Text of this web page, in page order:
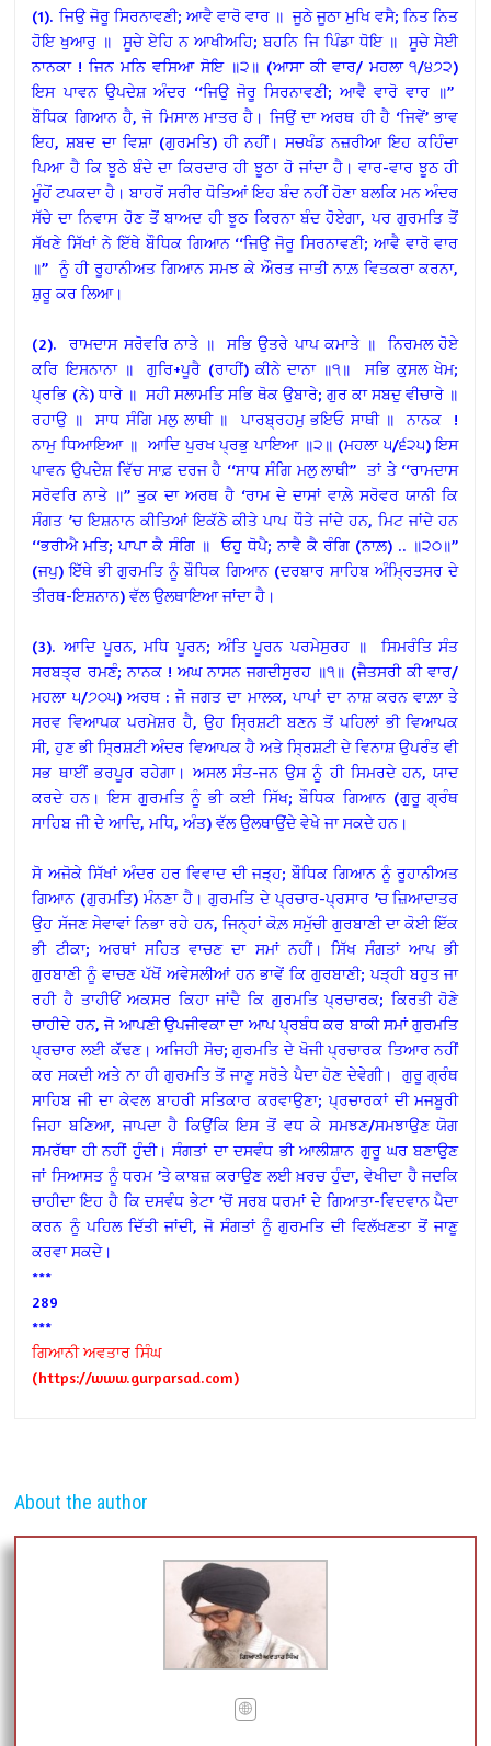
(1). ਜਿਉ ਜੋਰੂ ਸਿਰਨਾਵਣੀ; ਆਵੈ ਵਾਰੋ ਵਾਰ ॥ ਜੂਠੇ ਜੂਠਾ ਮੁਖਿ ਵਸੈ; ਨਿਤ ਨਿਤ
ਹੋਇ ਖੁਆਰੁ ॥ ਸੂਚੇ ਏਹਿ ਨ ਆਖੀਅਹਿ; ਬਹਨਿ ਜਿ ਪਿੰਡਾ ਧੋਇ ॥ ਸੂਚੇ ਸੇਈ
ਨਾਨਕਾ ! ਜਿਨ ਮਨਿ ਵਸਿਆ ਸੋਇ ॥੨॥ (ਆਸਾ ਕੀ ਵਾਰ/ ਮਹਲਾ ੧/੪੭੨)
ਇਸ ਪਾਵਨ ਉਪਦੇਸ਼ ਅੰਦਰ ‘‘ਜਿਉ ਜੋਰੂ ਸਿਰਨਾਵਣੀ; ਆਵੈ ਵਾਰੋ ਵਾਰ ॥’’
ਬੌਧਿਕ ਗਿਆਨ ਹੈ, ਜੋ ਮਿਸਾਲ ਮਾਤਰ ਹੈ। ਜਿਉਂ ਦਾ ਅਰਥ ਹੀ ਹੈ ‘ਜਿਵੇਂ’ ਭਾਵ
ਇਹ, ਸ਼ਬਦ ਦਾ ਵਿਸ਼ਾ (ਗੁਰਮਤਿ) ਹੀ ਨਹੀਂ। ਸਚਖੰਡ ਨਜ਼ਰੀਆ ਇਹ ਕਹਿੰਦਾ
ਪਿਆ ਹੈ ਕਿ ਝੂਠੇ ਬੰਦੇ ਦਾ ਕਿਰਦਾਰ ਹੀ ਝੂਠਾ ਹੋ ਜਾਂਦਾ ਹੈ। ਵਾਰ-ਵਾਰ ਝੂਠ ਹੀ
ਮੂੰਹੋਂ ਟਪਕਦਾ ਹੈ। ਬਾਹਰੋਂ ਸਰੀਰ ਧੋਤਿਆਂ ਇਹ ਬੰਦ ਨਹੀਂ ਹੋਣਾ ਬਲਕਿ ਮਨ ਅੰਦਰ
ਸੱਚੇ ਦਾ ਨਿਵਾਸ ਹੋਣ ਤੋਂ ਬਾਅਦ ਹੀ ਝੂਠ ਕਿਰਨਾ ਬੰਦ ਹੋਏਗਾ, ਪਰ ਗੁਰਮਤਿ ਤੋਂ
ਸੱਖਣੇ ਸਿੱਖਾਂ ਨੇ ਇੱਥੇ ਬੌਧਿਕ ਗਿਆਨ ‘‘ਜਿਉ ਜੋਰੂ ਸਿਰਨਾਵਣੀ; ਆਵੈ ਵਾਰੋ ਵਾਰ
॥’’ ਨੂੰ ਹੀ ਰੂਹਾਨੀਅਤ ਗਿਆਨ ਸਮਝ ਕੇ ਔਰਤ ਜਾਤੀ ਨਾਲ਼ ਵਿਤਕਰਾ ਕਰਨਾ,
ਸ਼ੁਰੂ ਕਰ ਲਿਆ।
(2). ਰਾਮਦਾਸ ਸਰੋਵਰਿ ਨਾਤੇ ॥ ਸਭਿ ਉਤਰੇ ਪਾਪ ਕਮਾਤੇ ॥ ਨਿਰਮਲ ਹੋਏ
ਕਰਿ ਇਸਨਾਨਾ ॥ ਗੁਰਿ+ਪੂਰੈ (ਰਾਹੀਂ) ਕੀਨੇ ਦਾਨਾ ॥੧॥ ਸਭਿ ਕੁਸਲ ਖੇਮ;
ਪ੍ਰਭਿ (ਨੇ) ਧਾਰੇ ॥ ਸਹੀ ਸਲਾਮਤਿ ਸਭਿ ਥੋਕ ਉਬਾਰੇ; ਗੁਰ ਕਾ ਸਬਦੁ ਵੀਚਾਰੇ ॥
ਰਹਾਉ ॥ ਸਾਧ ਸੰਗਿ ਮਲੁ ਲਾਥੀ ॥ ਪਾਰਬ੍ਰਹਮੁ ਭਇਓ ਸਾਥੀ ॥ ਨਾਨਕ !
ਨਾਮੁ ਧਿਆਇਆ ॥ ਆਦਿ ਪੁਰਖ ਪ੍ਰਭੁ ਪਾਇਆ ॥੨॥ (ਮਹਲਾ ੫/੬੨੫) ਇਸ
ਪਾਵਨ ਉਪਦੇਸ਼ ਵਿੱਚ ਸਾਫ਼ ਦਰਜ ਹੈ ‘‘ਸਾਧ ਸੰਗਿ ਮਲੁ ਲਾਥੀ’’ ਤਾਂ ਤੇ ‘‘ਰਾਮਦਾਸ
ਸਰੋਵਰਿ ਨਾਤੇ ॥’’ ਤੁਕ ਦਾ ਅਰਥ ਹੈ ‘ਰਾਮ ਦੇ ਦਾਸਾਂ ਵਾਲ਼ੇ ਸਰੋਵਰ ਯਾਨੀ ਕਿ
ਸੰਗਤ ’ਚ ਇਸ਼ਨਾਨ ਕੀਤਿਆਂ ਇਕੱਠੇ ਕੀਤੇ ਪਾਪ ਧੌਤੇ ਜਾਂਦੇ ਹਨ, ਮਿਟ ਜਾਂਦੇ ਹਨ
‘‘ਭਰੀਐ ਮਤਿ; ਪਾਪਾ ਕੈ ਸੰਗਿ ॥ ਓਹੁ ਧੋਪੈ; ਨਾਵੈ ਕੈ ਰੰਗਿ (ਨਾਲ਼) .. ॥੨੦॥’’
(ਜਪੁ) ਇੱਥੇ ਭੀ ਗੁਰਮਤਿ ਨੂੰ ਬੌਧਿਕ ਗਿਆਨ (ਦਰਬਾਰ ਸਾਹਿਬ ਅੰਮ੍ਰਿਤਸਰ ਦੇ
ਤੀਰਥ-ਇਸ਼ਨਾਨ) ਵੱਲ ਉਲਥਾਇਆ ਜਾਂਦਾ ਹੈ।
(3). ਆਦਿ ਪੂਰਨ, ਮਧਿ ਪੂਰਨ; ਅੰਤਿ ਪੂਰਨ ਪਰਮੇਸੁਰਹ ॥ ਸਿਮਰੰਤਿ ਸੰਤ
ਸਰਬਤ੍ਰ ਰਮਣੰ; ਨਾਨਕ ! ਅਘ ਨਾਸਨ ਜਗਦੀਸੁਰਹ ॥੧॥ (ਜੈਤਸਰੀ ਕੀ ਵਾਰ/
ਮਹਲਾ ੫/੭੦੫) ਅਰਥ : ਜੋ ਜਗਤ ਦਾ ਮਾਲਕ, ਪਾਪਾਂ ਦਾ ਨਾਸ਼ ਕਰਨ ਵਾਲ਼ਾ ਤੇ
ਸਰਵ ਵਿਆਪਕ ਪਰਮੇਸ਼ਰ ਹੈ, ਉਹ ਸ੍ਰਿਸ਼ਟੀ ਬਣਨ ਤੋਂ ਪਹਿਲਾਂ ਭੀ ਵਿਆਪਕ
ਸੀ, ਹੁਣ ਭੀ ਸ੍ਰਿਸ਼ਟੀ ਅੰਦਰ ਵਿਆਪਕ ਹੈ ਅਤੇ ਸ੍ਰਿਸ਼ਟੀ ਦੇ ਵਿਨਾਸ਼ ਉਪਰੰਤ ਵੀ
ਸਭ ਥਾਈਂ ਭਰਪੂਰ ਰਹੇਗਾ। ਅਸਲ ਸੰਤ-ਜਨ ਉਸ ਨੂੰ ਹੀ ਸਿਮਰਦੇ ਹਨ, ਯਾਦ
ਕਰਦੇ ਹਨ। ਇਸ ਗੁਰਮਤਿ ਨੂੰ ਭੀ ਕਈ ਸਿੱਖ; ਬੌਧਿਕ ਗਿਆਨ (ਗੁਰੂ ਗ੍ਰੰਥ
ਸਾਹਿਬ ਜੀ ਦੇ ਆਦਿ, ਮਧਿ, ਅੰਤ) ਵੱਲ ਉਲਥਾਉਂਦੇ ਵੇਖੇ ਜਾ ਸਕਦੇ ਹਨ।
ਸੋ ਅਜੋਕੇ ਸਿੱਖਾਂ ਅੰਦਰ ਹਰ ਵਿਵਾਦ ਦੀ ਜੜ੍ਹ; ਬੌਧਿਕ ਗਿਆਨ ਨੂੰ ਰੂਹਾਨੀਅਤ
ਗਿਆਨ (ਗੁਰਮਤਿ) ਮੰਨਣਾ ਹੈ। ਗੁਰਮਤਿ ਦੇ ਪ੍ਰਚਾਰ-ਪ੍ਰਸਾਰ ’ਚ ਜ਼ਿਆਦਾਤਰ
ਉਹ ਸੱਜਣ ਸੇਵਾਵਾਂ ਨਿਭਾ ਰਹੇ ਹਨ, ਜਿਨ੍ਹਾਂ ਕੋਲ਼ ਸਮੁੱਚੀ ਗੁਰਬਾਣੀ ਦਾ ਕੋਈ ਇੱਕ
ਭੀ ਟੀਕਾ; ਅਰਥਾਂ ਸਹਿਤ ਵਾਚਣ ਦਾ ਸਮਾਂ ਨਹੀਂ। ਸਿੱਖ ਸੰਗਤਾਂ ਆਪ ਭੀ
ਗੁਰਬਾਣੀ ਨੂੰ ਵਾਚਣ ਪੱਖੋਂ ਅਵੇਸਲੀਆਂ ਹਨ ਭਾਵੇਂ ਕਿ ਗੁਰਬਾਣੀ; ਪੜ੍ਹੀ ਬਹੁਤ ਜਾ
ਰਹੀ ਹੈ ਤਾਹੀਓਂ ਅਕਸਰ ਕਿਹਾ ਜਾਂਦੈ ਕਿ ਗੁਰਮਤਿ ਪ੍ਰਚਾਰਕ; ਕਿਰਤੀ ਹੋਣੇ
ਚਾਹੀਦੇ ਹਨ, ਜੋ ਆਪਣੀ ਉਪਜੀਵਕਾ ਦਾ ਆਪ ਪ੍ਰਬੰਧ ਕਰ ਬਾਕੀ ਸਮਾਂ ਗੁਰਮਤਿ
ਪ੍ਰਚਾਰ ਲਈ ਕੱਢਣ। ਅਜਿਹੀ ਸੋਚ; ਗੁਰਮਤਿ ਦੇ ਖੋਜੀ ਪ੍ਰਚਾਰਕ ਤਿਆਰ ਨਹੀਂ
ਕਰ ਸਕਦੀ ਅਤੇ ਨਾ ਹੀ ਗੁਰਮਤਿ ਤੋਂ ਜਾਣੂ ਸਰੋਤੇ ਪੈਦਾ ਹੋਣ ਦੇਵੇਗੀ। ਗੁਰੂ ਗ੍ਰੰਥ
ਸਾਹਿਬ ਜੀ ਦਾ ਕੇਵਲ ਬਾਹਰੀ ਸਤਿਕਾਰ ਕਰਵਾਉਣਾ; ਪ੍ਰਚਾਰਕਾਂ ਦੀ ਮਜਬੂਰੀ
ਜਿਹਾ ਬਣਿਆ, ਜਾਪਦਾ ਹੈ ਕਿਉਂਕਿ ਇਸ ਤੋਂ ਵਧ ਕੇ ਸਮਝਣ/ਸਮਝਾਉਣ ਯੋਗ
ਸਮਰੱਥਾ ਹੀ ਨਹੀਂ ਹੁੰਦੀ। ਸੰਗਤਾਂ ਦਾ ਦਸਵੰਧ ਭੀ ਆਲੀਸ਼ਾਨ ਗੁਰੂ ਘਰ ਬਣਾਉਣ
ਜਾਂ ਸਿਆਸਤ ਨੂੰ ਧਰਮ ’ਤੇ ਕਾਬਜ਼ ਕਰਾਉਣ ਲਈ ਖ਼ਰਚ ਹੁੰਦਾ, ਵੇਖੀਦਾ ਹੈ ਜਦਕਿ
ਚਾਹੀਦਾ ਇਹ ਹੈ ਕਿ ਦਸਵੰਧ ਭੇਟਾ ’ਚੋਂ ਸਰਬ ਧਰਮਾਂ ਦੇ ਗਿਆਤਾ-ਵਿਦਵਾਨ ਪੈਦਾ
ਕਰਨ ਨੂੰ ਪਹਿਲ ਦਿੱਤੀ ਜਾਂਦੀ, ਜੋ ਸੰਗਤਾਂ ਨੂੰ ਗੁਰਮਤਿ ਦੀ ਵਿਲੱਖਣਤਾ ਤੋਂ ਜਾਣੂ
ਕਰਵਾ ਸਕਦੇ।
***
289
***
ਗਿਆਨੀ ਅਵਤਾਰ ਸਿੰਘ
(https://www.gurparsad.com)
About the author